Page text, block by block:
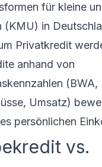
für kleine
(KMU) in
Privatkredit
anhand von
(BWA,
Umsatz)
persönlichen
vs.